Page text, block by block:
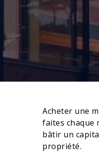
Acheter une
faites chaque
bâtir un
propriété.